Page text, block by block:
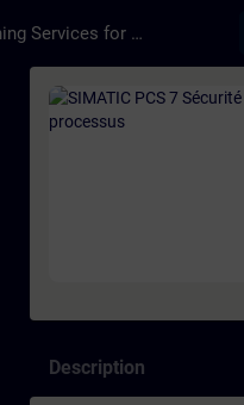
Training Services for Digital Industries
Cours -
Description